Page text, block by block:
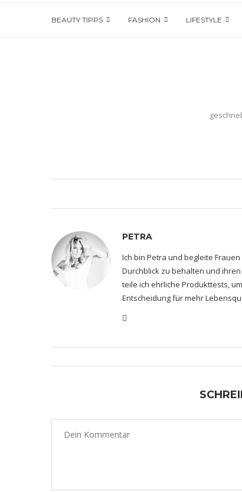
BEAUTY TIPPS FASHION LIFESTYLE
PETRA
Ich bin Petra und begleite
Durchblick zu behalten und
teile ich ehrliche Produkttests,
Entscheidung für mehr